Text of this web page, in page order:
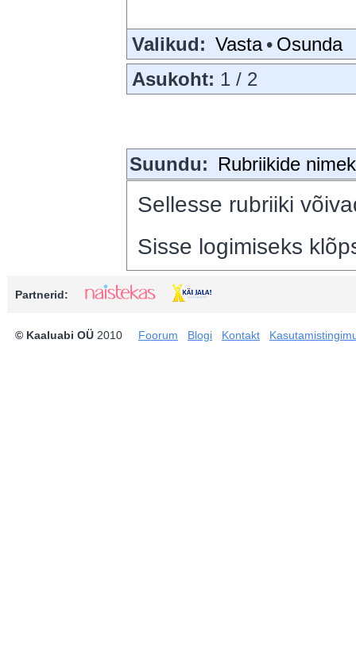
Valikud: Vasta • Osunda
Asukoht: 1 / 2
Suundu: Rubriikide
Sellesse rubriiki
Sisse logimiseks